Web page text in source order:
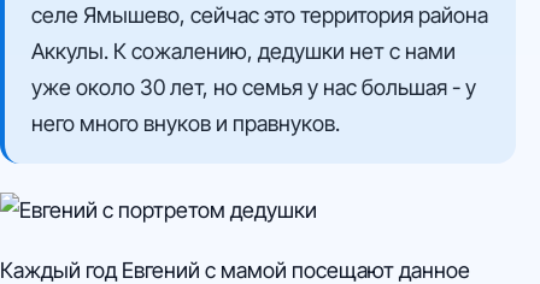
селе Ямышево, сейчас это территория района
Аккулы. К сожалению, дедушки нет с нами
уже около 30 лет, но семья у нас большая - у
него много внуков и правнуков.
Каждый год Евгений с мамой посещают данное